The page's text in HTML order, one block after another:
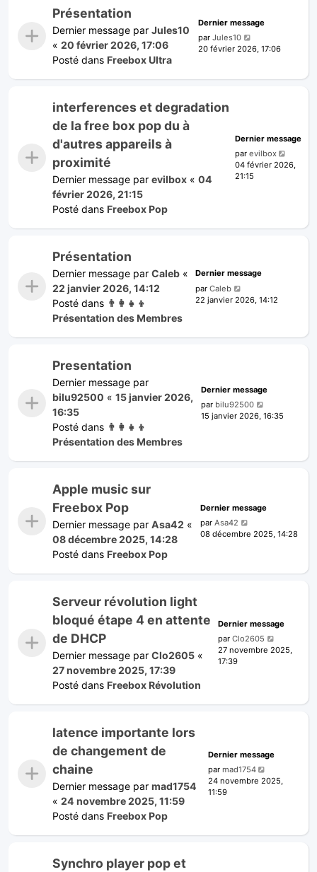
Présentation
Dernier message par Jules10
« 20 février 2026, 17:06
Posté dans Freebox Ultra
Dernier message
par Jules10
20 février 2026, 17:06
interferences et degradation
de la free box pop du à
d'autres appareils à
proximité
Dernier message par evilbox « 04
février 2026, 21:15
Posté dans Freebox Pop
Dernier message
par evilbox
04 février 2026,
21:15
Présentation
Dernier message par Caleb «
22 janvier 2026, 14:12
Posté dans 👨‍👩‍👧‍👦
Présentation des Membres
Dernier message
parCaleb
22 janvier 2026, 14:12
Presentation
Dernier message par
bilu92500 « 15 janvier 2026,
16:35
Posté dans 👨‍👩‍👧‍👦
Présentation des Membres
Dernier message
par bilu92500
15 janvier 2026, 16:35
Apple music sur
Freebox Pop
Dernier message par Asa42 «
08 décembre 2025, 14:28
Posté dans Freebox Pop
Dernier message
parAsa42
08 décembre 2025, 14:28
Serveur révolution light
bloqué étape 4 en attente
de DHCP
Dernier message par Clo2605 «
27 novembre 2025, 17:39
Posté dans Freebox Révolution
Dernier message
par Clo2605
27 novembre 2025,
17:39
latence importante lors
de changement de
chaine
Dernier message par mad1754
« 24 novembre 2025, 11:59
Posté dans Freebox Pop
Dernier message
par mad1754
24 novembre 2025,
11:59
Synchro player pop et